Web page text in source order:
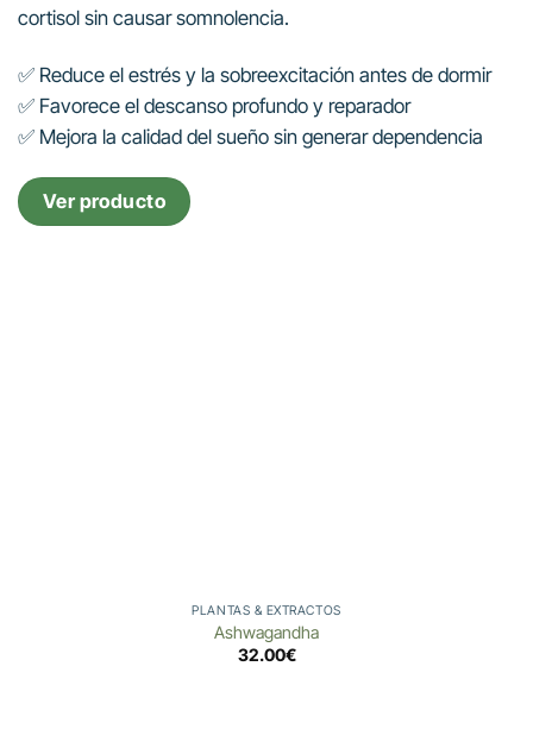
cortisol sin causar somnolencia.
✅ Reduce el estrés y la sobreexcitación antes de dormir
✅ Favorece el descanso profundo y reparador
✅ Mejora la calidad del sueño sin generar dependencia
Ver producto
PLANTAS & EXTRACTOS
Ashwagandha
32.00€